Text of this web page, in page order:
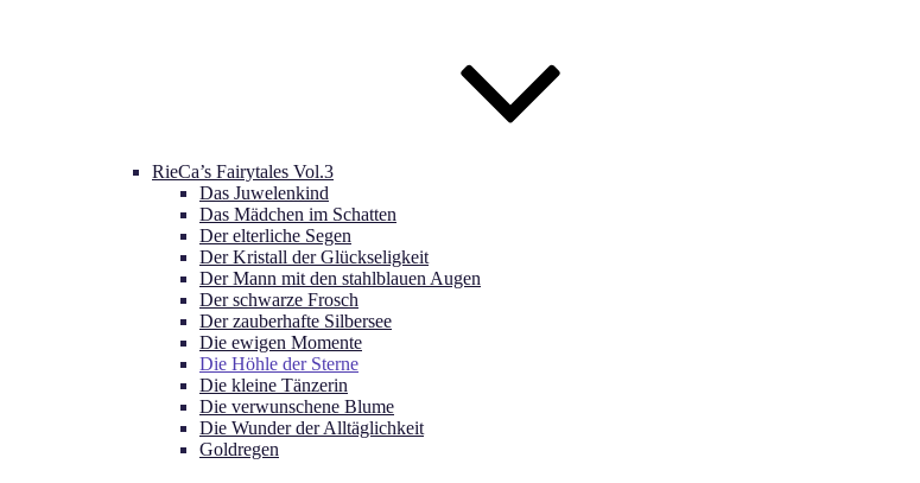
RieCa’s Fairytales Vol.3
Das Juwelenkind
Das Mädchen im Schatten
Der elterliche Segen
Der Kristall der Glückseligkeit
Der Mann mit den stahlblauen Augen
Der schwarze Frosch
Der zauberhafte Silbersee
Die ewigen Momente
Die Höhle der Sterne
Die kleine Tänzerin
Die verwunschene Blume
Die Wunder der Alltäglichkeit
Goldregen